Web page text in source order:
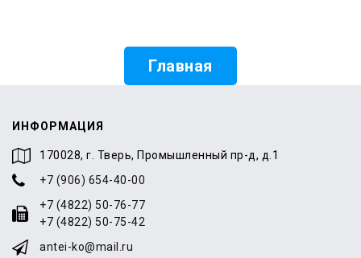
Главная
ИНФОРМАЦИЯ
170028, г. Тверь, Промышленный пр-д, д.1
+7 (906) 654-40-00
+7 (4822) 50-76-77
+7 (4822) 50-75-42
antei-ko@mail.ru